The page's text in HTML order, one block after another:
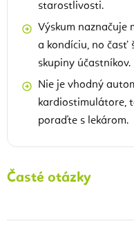
starostlivosti.
Výskum naznačuje
a kondíciu, no časť
skupiny účastníkov.
Nie je vhodný
kardiostimulátore,
poraďte s lekárom.
Časté otázky